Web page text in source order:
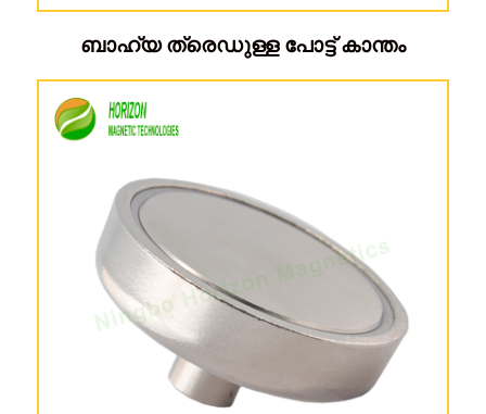
ബാഹ്യ ത്രെഡുള്ള പോട്ട് കാന്തം